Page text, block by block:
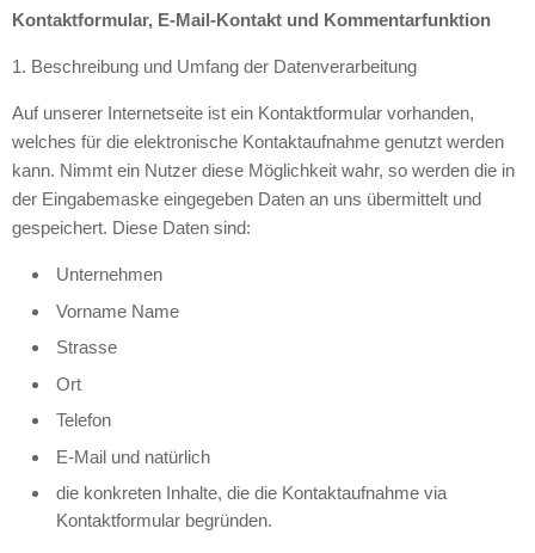
Kontaktformular, E-Mail-Kontakt und Kommentarfunktion
1. Beschreibung und Umfang der Datenverarbeitung
Auf unserer Internetseite ist ein Kontaktformular vorhanden,
welches für die elektronische Kontaktaufnahme genutzt werden
kann. Nimmt ein Nutzer diese Möglichkeit wahr, so werden die in
der Eingabemaske eingegeben Daten an uns übermittelt und
gespeichert. Diese Daten sind:
Unternehmen
Vorname Name
Strasse
Ort
Telefon
E-Mail und natürlich
die konkreten Inhalte, die die Kontaktaufnahme via
Kontaktformular begründen.